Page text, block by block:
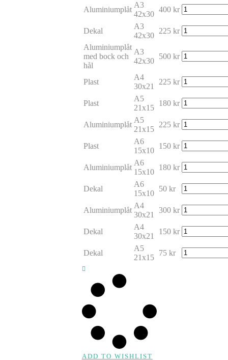
Aluminiumplåt
A3
42x30
400 kr
Dekal
A3
42x30
225 kr
Aluminiumplåt
med bock och
hål
A3
42x30
500 kr
Plast
A4
30x21
225 kr
Plast
A5
21x15
180 kr
Aluminiumplåt
A5
21x15
225 kr
Plast
A6
15x10
150 kr
Aluminiumplåt
A6
15x10
180 kr
Dekal
A6
15x10
50 kr
Aluminiumplåt
A4
30x21
300 kr
Dekal
A4
30x21
150 kr
Dekal
A5
21x15
75 kr
ADD TO WISHLIST